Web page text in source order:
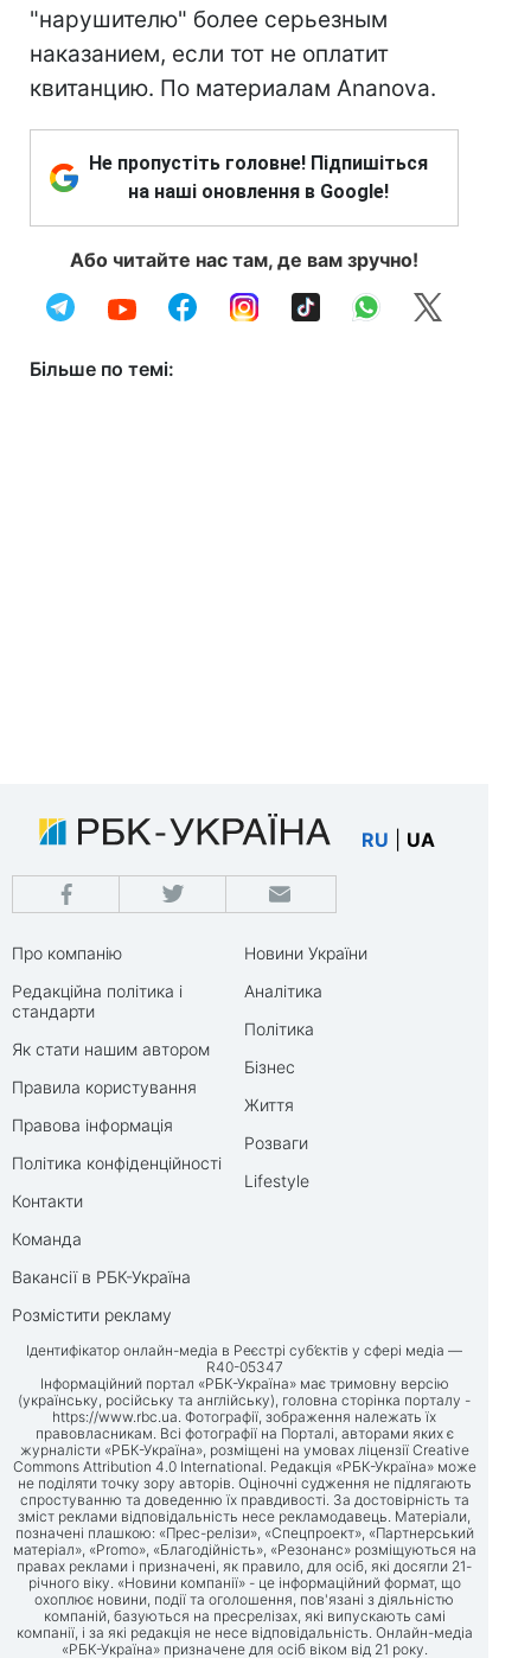
"нарушителю" более серьезным
наказанием, если тот не оплатит
квитанцию. По материалам Ananova.
Не пропустіть головне! Підпишіться
на наші оновлення в Google!
Або читайте нас там, де вам зручно!
Більше по темі:
RU UA
Про компанію
Редакційна політика і
стандарти
Як стати нашим автором
Правила користування
Правова інформація
Політика конфіденційності
Контакти
Команда
Вакансії в РБК-Україна
Розмістити рекламу
Новини України
Аналітика
Політика
Бізнес
Життя
Розваги
Lifestyle
Ідентифікатор онлайн-медіа в Реєстрі суб’єктів у сфері медіа —
R40-05347
Інформаційний портал «РБК-Україна» має тримовну версію
(українську, російську та англійську), головна сторінка порталу -
https://www.rbc.ua. Фотографії, зображення належать їх
правовласникам. Всі фотографії на Порталі, авторами яких є
журналісти «РБК-Україна», розміщені на умовах ліцензії Creative
Commons Attribution 4.0 International. Редакція «РБК-Україна» може
не поділяти точку зору авторів. Оціночні судження не підлягають
спростуванню та доведенню їх правдивості. За достовірність та
зміст реклами відповідальність несе рекламодавець. Матеріали,
позначені плашкою: «Прес-релізи», «Спецпроект», «Партнерський
матеріал», «Promo», «Благодійність», «Резонанс» розміщуються на
правах реклами і призначені, як правило, для осіб, які досягли 21-
річного віку. «Новини компанії» - це інформаційний формат, що
охоплює новини, події та оголошення, пов'язані з діяльністю
компаній, базуються на пресрелізах, які випускають самі
компанії, і за які редакція не несе відповідальність. Онлайн-медіа
«РБК-Україна» призначене для осіб віком від 21 року.